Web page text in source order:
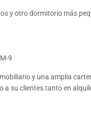
y otro dormitorio más
9
y una amplia
su clientes tanto en